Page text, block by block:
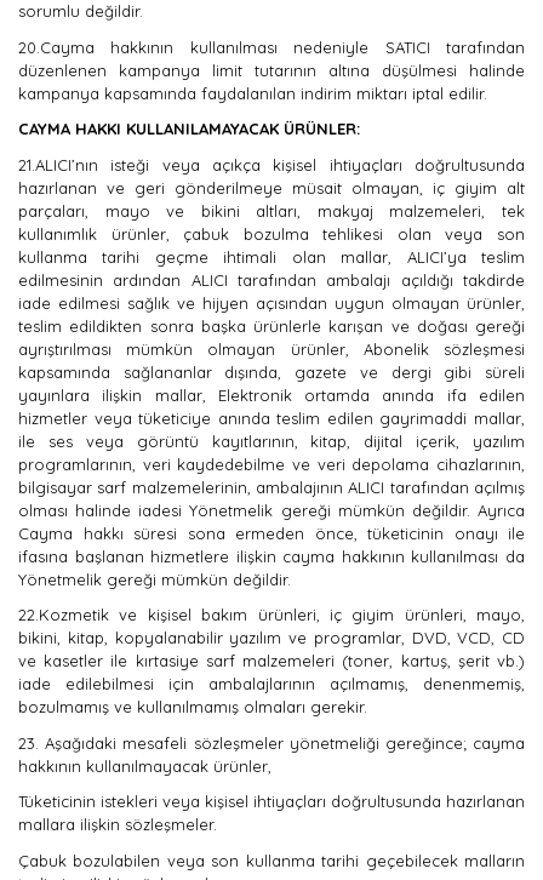
sorumlu değildir.
20.Cayma hakkının kullanılması nedeniyle SATICI tarafından
düzenlenen kampanya limit tutarının altına düşülmesi halinde
kampanya kapsamında faydalanılan indirim miktarı iptal edilir.
CAYMA HAKKI KULLANILAMAYACAK ÜRÜNLER:
21.ALICI’nın isteği veya açıkça kişisel ihtiyaçları doğrultusunda
hazırlanan ve geri gönderilmeye müsait olmayan, iç giyim alt
parçaları, mayo ve bikini altları, makyaj malzemeleri, tek
kullanımlık ürünler, çabuk bozulma tehlikesi olan veya son
kullanma tarihi geçme ihtimali olan mallar, ALICI’ya teslim
edilmesinin ardından ALICI tarafından ambalajı açıldığı takdirde
iade edilmesi sağlık ve hijyen açısından uygun olmayan ürünler,
teslim edildikten sonra başka ürünlerle karışan ve doğası gereği
ayrıştırılması mümkün olmayan ürünler, Abonelik sözleşmesi
kapsamında sağlananlar dışında, gazete ve dergi gibi süreli
yayınlara ilişkin mallar, Elektronik ortamda anında ifa edilen
hizmetler veya tüketiciye anında teslim edilen gayrimaddi mallar,
ile ses veya görüntü kayıtlarının, kitap, dijital içerik, yazılım
programlarının, veri kaydedebilme ve veri depolama cihazlarının,
bilgisayar sarf malzemelerinin, ambalajının ALICI tarafından açılmış
olması halinde iadesi Yönetmelik gereği mümkün değildir. Ayrıca
Cayma hakkı süresi sona ermeden önce, tüketicinin onayı ile
ifasına başlanan hizmetlere ilişkin cayma hakkının kullanılması da
Yönetmelik gereği mümkün değildir.
22.Kozmetik ve kişisel bakım ürünleri, iç giyim ürünleri, mayo,
bikini, kitap, kopyalanabilir yazılım ve programlar, DVD, VCD, CD
ve kasetler ile kırtasiye sarf malzemeleri (toner, kartuş, şerit vb.)
iade edilebilmesi için ambalajlarının açılmamış, denenmemiş,
bozulmamış ve kullanılmamış olmaları gerekir.
23. Aşağıdaki mesafeli sözleşmeler yönetmeliği gereğince; cayma
hakkının kullanılmayacak ürünler,
Tüketicinin istekleri veya kişisel ihtiyaçları doğrultusunda hazırlanan
mallara ilişkin sözleşmeler.
Çabuk bozulabilen veya son kullanma tarihi geçebilecek malların